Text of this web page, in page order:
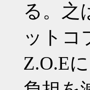
る。之
ットコ
Z.O.E